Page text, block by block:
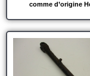
comme d’origine